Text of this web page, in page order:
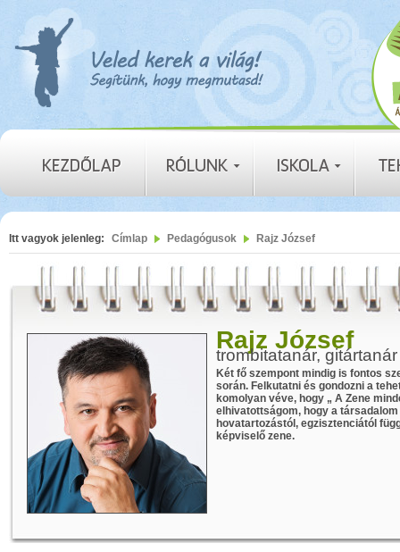
Itt vagyok jelenleg: Címlap Pedagógusok Rajz József
Rajz József
trombitatanár, gitártanár
Két fő szempont mindig is fontos
során. Felkutatni és gondozni a
komolyan véve, hogy „ A Zene
elhivatottságom, hogy a
hovatartozástól, egzisztenciától
képviselő zene.